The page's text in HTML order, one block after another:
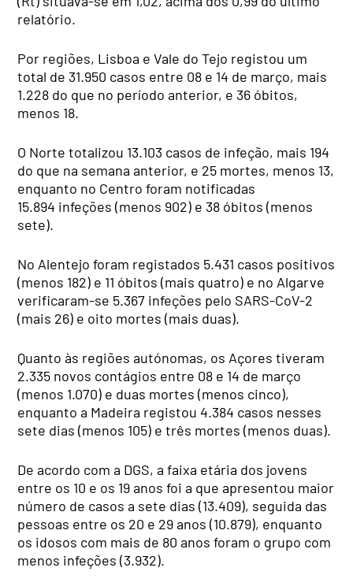
relatório.
Por regiões, Lisboa e Vale do Tejo registou um
total de 31.950 casos entre 08 e 14 de março, mais
1.228 do que no período anterior, e 36 óbitos,
menos 18.
O Norte totalizou 13.103 casos de infeção, mais 194
do que na semana anterior, e 25 mortes, menos 13,
enquanto no Centro foram notificadas
15.894 infeções (menos 902) e 38 óbitos (menos
sete).
No Alentejo foram registados 5.431 casos positivos
(menos 182) e 11 óbitos (mais quatro) e no Algarve
verificaram-se 5.367 infeções pelo SARS-CoV-2
(mais 26) e oito mortes (mais duas).
Quanto às regiões autónomas, os Açores tiveram
2.335 novos contágios entre 08 e 14 de março
(menos 1.070) e duas mortes (menos cinco),
enquanto a Madeira registou 4.384 casos nesses
sete dias (menos 105) e três mortes (menos duas).
De acordo com a DGS, a faixa etária dos jovens
entre os 10 e os 19 anos foi a que apresentou maior
número de casos a sete dias (13.409), seguida das
pessoas entre os 20 e 29 anos (10.879), enquanto
os idosos com mais de 80 anos foram o grupo com
menos infeções (3.932).